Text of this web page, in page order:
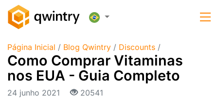
Página Inicial / Blog Qwintry / Discounts /
Como Comprar Vitaminas
nos EUA - Guia Completo
24 junho 2021 20541